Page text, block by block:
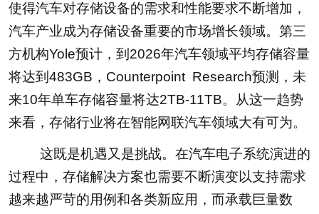
使得汽车对存储设备的需求和性能要求不断增加，
汽车产业成为存储设备重要的市场增长领域。第三
方机构Yole预计，到2026年汽车领域平均存储容量
将达到483GB，Counterpoint Research预测，未
来10年单车存储容量将达2TB-11TB。从这一趋势
来看，存储行业将在智能网联汽车领域大有可为。
这既是机遇又是挑战。在汽车电子系统演进的
过程中，存储解决方案也需要不断演变以支持需求
越来越严苛的用例和各类新应用，而承载巨量数